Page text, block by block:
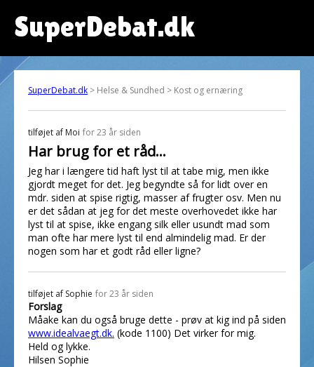
SuperDebat.dk
SuperDebat.dk > Helse & Sundhed > Kost og ernæring
tilføjet af Moi for 23 år siden
Har brug for et råd...
Jeg har i længere tid haft lyst til at tabe mig, men ikke
gjordt meget for det. Jeg begyndte så for lidt over en
mdr. siden at spise rigtig, masser af frugter osv. Men nu
er det sådan at jeg for det meste overhovedet ikke har
lyst til at spise, ikke engang silk eller usundt mad som
man ofte har mere lyst til end almindelig mad. Er der
nogen som har et godt råd eller ligne?
tilføjet af Sophie for 23 år siden
Forslag
Måake kan du også bruge dette - prøv at kig ind på siden
www.idealvaegt.dk. (kode 1100) Det virker for mig.
Held og lykke.
Hilsen Sophie